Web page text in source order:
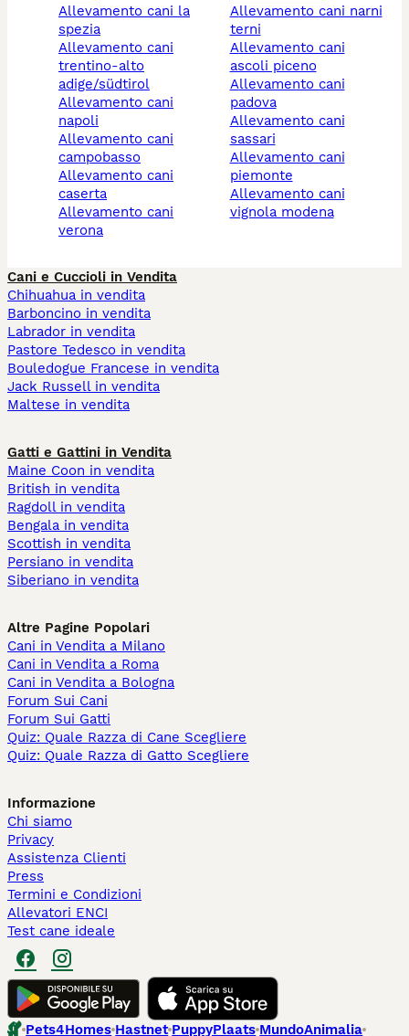
allevamento cani la
spezia
allevamento cani
trentino-alto
adige/südtirol
allevamento cani
napoli
allevamento cani
campobasso
allevamento cani
caserta
allevamento cani
verona
allevamento cani narni
terni
allevamento cani
ascoli piceno
allevamento cani
padova
allevamento cani
sassari
allevamento cani
piemonte
allevamento cani
vignola modena
Cani e Cuccioli in Vendita
Chihuahua in vendita
Barboncino in vendita
Labrador in vendita
Pastore Tedesco in vendita
Bouledogue Francese in vendita
Jack Russell in vendita
Maltese in vendita
Gatti e Gattini in Vendita
Maine Coon in vendita
British in vendita
Ragdoll in vendita
Bengala in vendita
Scottish in vendita
Persiano in vendita
Siberiano in vendita
Altre Pagine Popolari
Cani in Vendita a Milano
Cani in Vendita a Roma
Cani in Vendita a Bologna
Forum Sui Cani
Forum Sui Gatti
Quiz: Quale Razza di Cane Scegliere
Quiz: Quale Razza di Gatto Scegliere
Informazione
Chi siamo
Privacy
Assistenza Clienti
Press
Termini e Condizioni
Allevatori ENCI
Test cane ideale
Pets4Homes Hastnet PuppyPlaats MundoAnimalia